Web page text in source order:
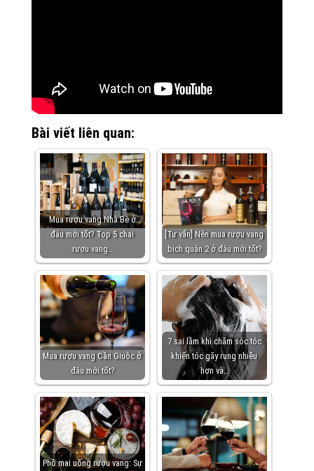
Bài viết liên quan:
Mua rượu vang Nhà Bè ở
đâu mới tốt? Top 5 chai
rượu vang…
[Tư vấn] Nên mua rượu vang
bịch quận 2 ở đâu mới tốt?
Mua rượu vang Cần Giuộc ở
đâu mới tốt?
7 sai lầm khi chăm sóc tóc
khiến tóc gãy rụng nhiều
hơn và…
Phô mai uống rượu vang: Sự